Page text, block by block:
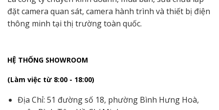
đặt camera quan sát, camera hành trình và thiết bị điện
thông minh tại thị trường toàn quốc.
HỆ THỐNG SHOWROOM
(Làm việc từ 8:00 - 18:00)
Địa Chỉ: 51 đường số 18, phường Bình Hưng Hoà,